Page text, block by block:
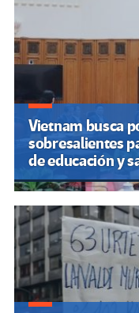
Vietnam busca
sobresalientes
de educación y